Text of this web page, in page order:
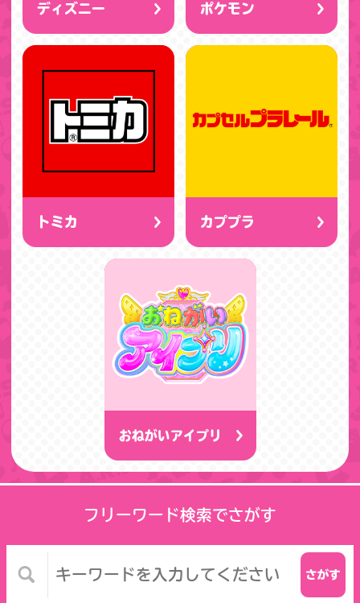
ディズニー ポケモン
トミカ カププラ
おねがいアイプリ
フリーワード検索でさがす